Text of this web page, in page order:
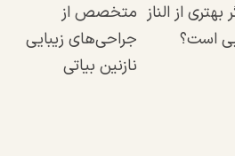
بهتری از الناز
است؟
متخصص از
جراحی‌های زیبایی
نازنین بیاتی